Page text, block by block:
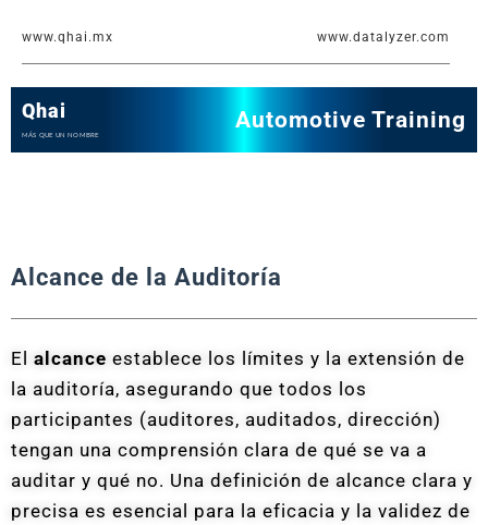
www.qhai.mx www.datalyzer.com
Qhai
MÁS QUE UN NOMBRE
Automotive Training
Alcance de la Auditoría
El alcance establece los límites y la extensión de
la auditoría, asegurando que todos los
participantes (auditores, auditados, dirección)
tengan una comprensión clara de qué se va a
auditar y qué no. Una definición de alcance clara y
precisa es esencial para la eficacia y la validez de